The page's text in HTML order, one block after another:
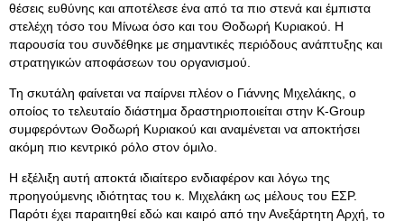
θέσεις ευθύνης και αποτέλεσε ένα από τα πιο στενά και έμπιστα
στελέχη τόσο του Μίνωα όσο και του Θοδωρή Κυριακού. Η
παρουσία του συνδέθηκε με σημαντικές περιόδους ανάπτυξης και
στρατηγικών αποφάσεων του οργανισμού.
Τη σκυτάλη φαίνεται να παίρνει πλέον ο Γιάννης Μιχελάκης, ο
οποίος το τελευταίο διάστημα δραστηριοποιείται στην K-Group
συμφερόντων Θοδωρή Κυριακού και αναμένεται να αποκτήσει
ακόμη πιο κεντρικό ρόλο στον όμιλο.
Η εξέλιξη αυτή αποκτά ιδιαίτερο ενδιαφέρον και λόγω της
προηγούμενης ιδιότητας του κ. Μιχελάκη ως μέλους του ΕΣΡ.
Παρότι έχει παραιτηθεί εδώ και καιρό από την Ανεξάρτητη Αρχή, το